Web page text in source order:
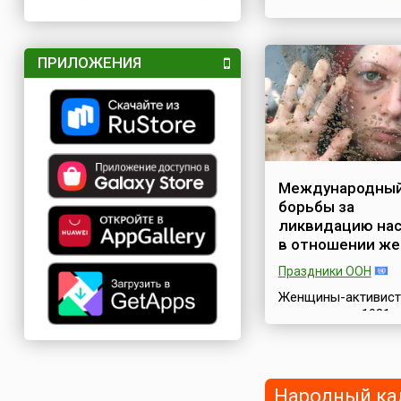
ПРИЛОЖЕНИЯ
борьбы за
ликвидацию
в отношении
Праздники ООН
Женщины-
всего мира с 1981
Генеральная
Народный